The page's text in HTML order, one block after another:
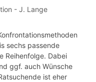
- J. Lange
sechs passende
Reihenfolge. Dabei
ggf. auch Wünsche
ist eher